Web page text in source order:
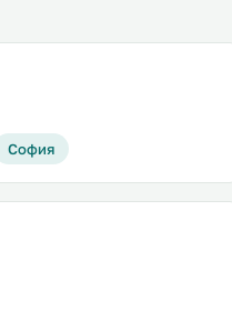
София